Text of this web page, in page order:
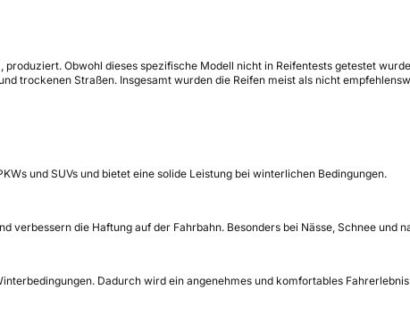
Obwohl dieses spezifische Modell nicht in Reifentests getestet
trockenen Straßen. Insgesamt wurden die Reifen meist als nicht
und SUVs und bietet eine solide Leistung bei winterlichen Bedingungen.
die Haftung auf der Fahrbahn. Besonders bei Nässe, Schnee und
Dadurch wird ein angenehmes und komfortables